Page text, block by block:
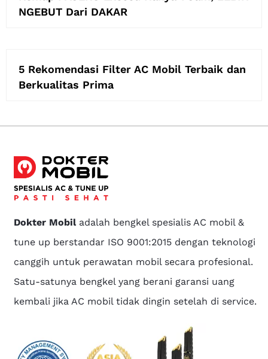
NGEBUT Dari DAKAR
5 Rekomendasi Filter AC Mobil Terbaik dan
Berkualitas Prima
Dokter Mobiladalah bengkel spesialis AC mobil &
tune up berstandar ISO 9001:2015 dengan teknologi
canggih untuk perawatan mobil secara profesional.
Satu-satunya bengkel yang berani garansi uang
kembali jika AC mobil tidak dingin setelah di service.